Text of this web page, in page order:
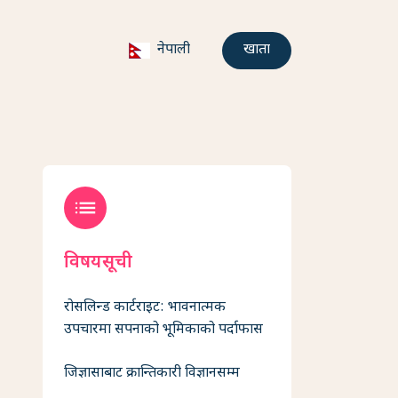
नेपाली खाता
list
विषयसूची
रोसलिन्ड कार्टराइट: भावनात्मक
उपचारमा सपनाको भूमिकाको पर्दाफास
जिज्ञासाबाट क्रान्तिकारी विज्ञानसम्म